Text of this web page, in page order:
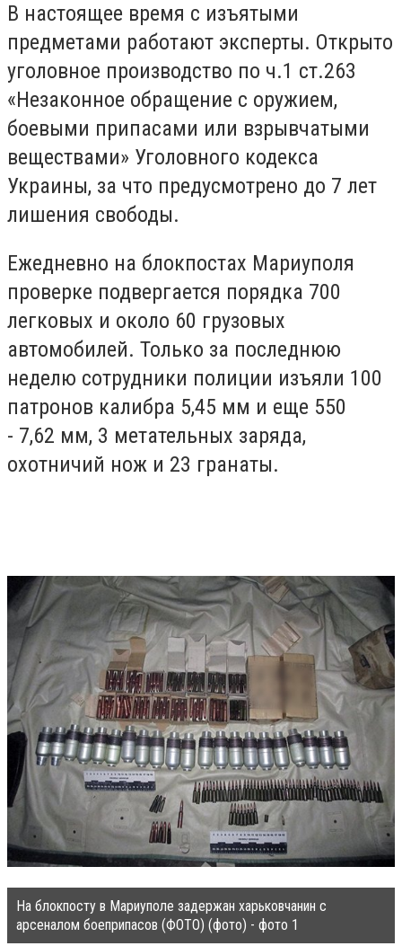
В настоящее время с изъятыми
предметами работают эксперты. Открыто
уголовное производство по ч.1 ст.263
«Незаконное обращение с оружием,
боевыми припасами или взрывчатыми
веществами» Уголовного кодекса
Украины, за что предусмотрено до 7 лет
лишения свободы.
Ежедневно на блокпостах Мариуполя
проверке подвергается порядка 700
легковых и около 60 грузовых
автомобилей. Только за последнюю
неделю сотрудники полиции изъяли 100
патронов калибра 5,45 мм и еще 550
- 7,62 мм, 3 метательных заряда,
охотничий нож и 23 гранаты.
На блокпосту в Мариуполе задержан харьковчанин с
арсеналом боеприпасов (ФОТО) (фото) - фото 1